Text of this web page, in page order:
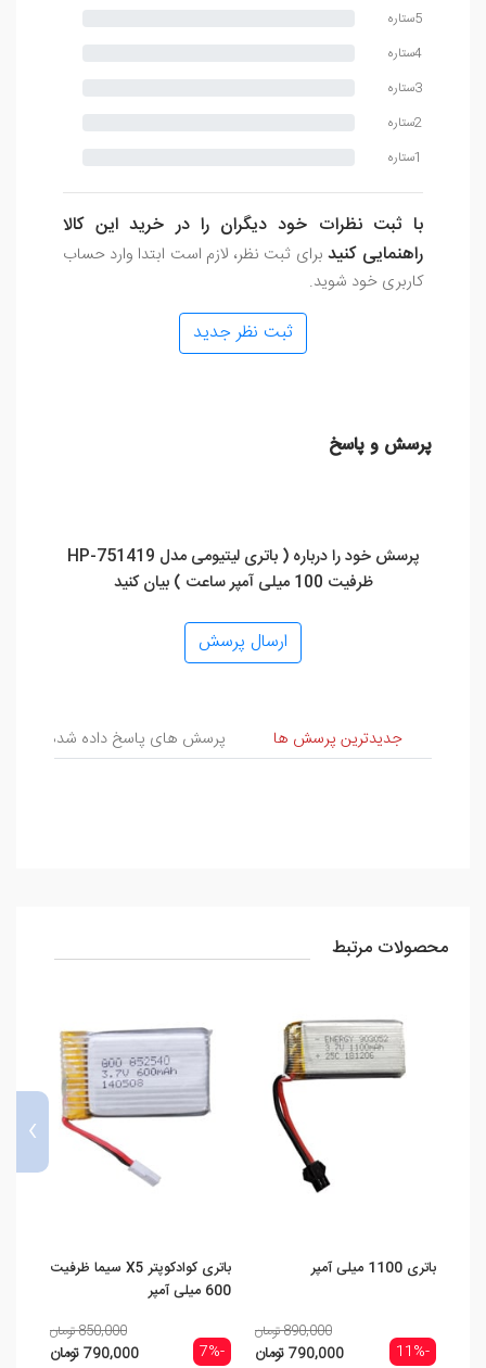
5ستاره
4ستاره
3ستاره
2ستاره
1ستاره
با ثبت نظرات خود دیگران را در خرید این کالا
راهنمایی کنید برای ثبت نظر، لازم است ابتدا وارد حساب
کاربری خود شوید.
ثبت نظر جدید
پرسش و پاسخ
پرسش خود را درباره ( باتری لیتیومی مدل HP-751419
ظرفیت 100 میلی آمپر ساعت ) بیان کنید
ارسال پرسش
پرسش و پاسخ
جدیدترین پرسش ها پرسش های پاسخ داده شده
محصولات مرتبط
باتری 1100 میلی آمپر
-11%
890,000 تومان
790,000 تومان
باتری کوادکوپتر X5 سیما ظرفیت
600 میلی آمپر
-7%
850,000 تومان
790,000 تومان
›